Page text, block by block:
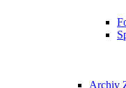
Archiv